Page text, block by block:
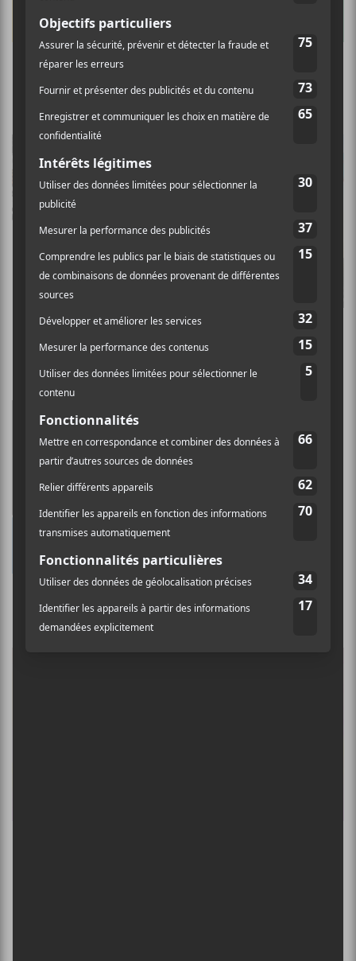
Une première liste d’artistes dévoilée pour le
festival Up Here
5 nouveaux albums à écouter — 16
septembre 2022
Les albums à surveiller en septembre 2022